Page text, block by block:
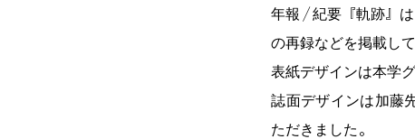
年報／紀要『軌跡』
の再録などを掲載して
表紙デザインは本学
誌面デザインは加藤
ただきました。